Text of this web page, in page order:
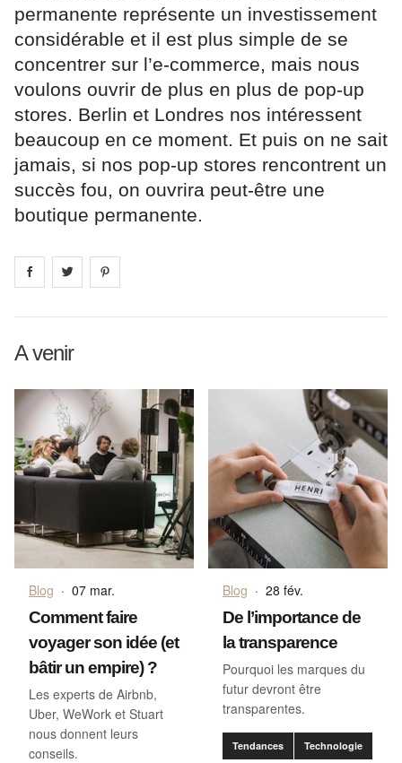
permanente représente un investissement
considérable et il est plus simple de se
concentrer sur l’e-commerce, mais nous
voulons ouvrir de plus en plus de pop-up
stores. Berlin et Londres nos intéressent
beaucoup en ce moment. Et puis on ne sait
jamais, si nos pop-up stores rencontrent un
succès fou, on ouvrira peut-être une
boutique permanente.
Share on facebook
Share on
A venir
Blog · 07 mar.
Comment faire
voyager son idée (et
bâtir un empire) ?
Les experts de Airbnb,
Uber, WeWork et Stuart
nous donnent leurs
conseils.
Blog · 28 fév.
De l’importance de
la transparence
Pourquoi les marques du
futur devront être
transparentes.
Tendances Technologie